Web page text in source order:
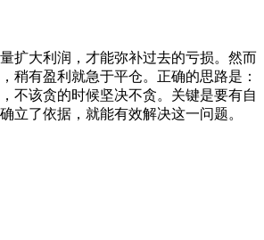
扩大利润，才能弥补过去的亏损。然而
稍有盈利就急于平仓。正确的思路是：
不该贪的时候坚决不贪。关键是要有自
立了依据，就能有效解决这一问题。